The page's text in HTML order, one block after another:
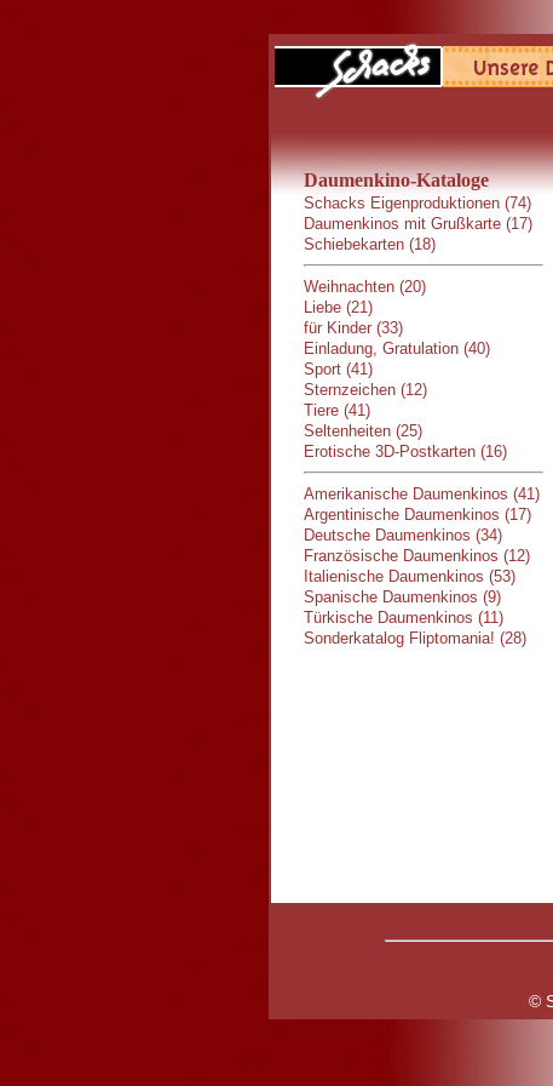
Daumenkino-Kataloge
Schacks Eigenproduktionen (74)
Daumenkinos mit Grußkarte (17)
Schiebekarten (18)
Weihnachten (20)
Liebe (21)
für Kinder (33)
Einladung, Gratulation (40)
Sport (41)
Sternzeichen (12)
Tiere (41)
Seltenheiten (25)
Erotische 3D-Postkarten (16)
Amerikanische Daumenkinos (41)
Argentinische Daumenkinos (17)
Deutsche Daumenkinos (34)
Französische Daumenkinos (12)
Italienische Daumenkinos (53)
Spanische Daumenkinos (9)
Türkische Daumenkinos (11)
Sonderkatalog Fliptomania! (28)
©